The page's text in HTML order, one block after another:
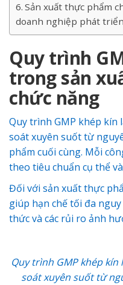
Sản xuất thực phẩm
doanh nghiệp phát
Quy trình
trong sản
chức năng
Quy trình GMP khép kín
soát xuyên suốt từ
phẩm cuối cùng. Mỗi
theo tiêu chuẩn cụ thể
Đối với sản xuất thực
giúp hạn chế tối đa
thức và các rủi ro ảnh
Quy trình GMP khép
soát xuyên suốt từ